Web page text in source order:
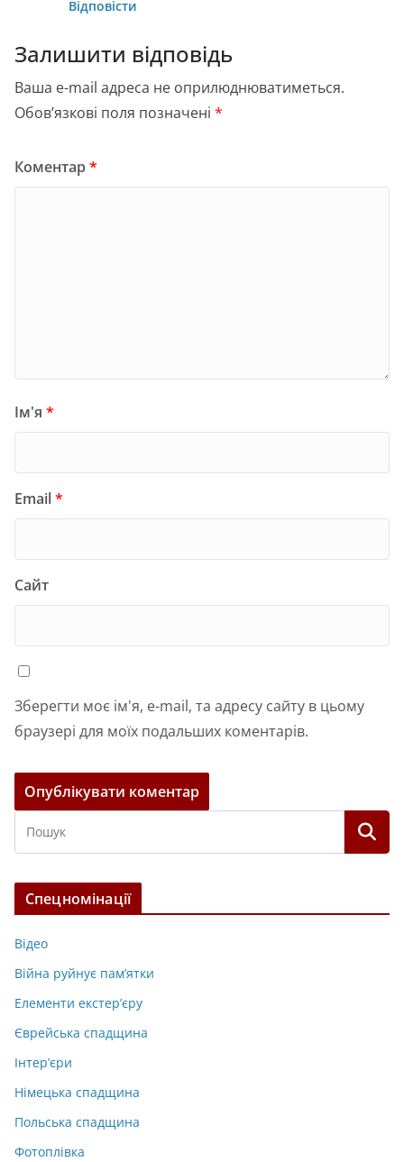
Відповісти
Залишити відповідь
Ваша e-mail адреса не оприлюднюватиметься.
Обов’язкові поля позначені *
Коментар*
Ім'я *
Email*
Сайт
Зберегти моє ім'я, e-mail, та адресу сайту в цьому
браузері для моїх подальших коментарів.
Спецномінації
Відео
Війна руйнує пам’ятки
Елементи екстер’єру
Єврейська спадщина
Інтер’єри
Німецька спадщина
Польська спадщина
Фотоплівка